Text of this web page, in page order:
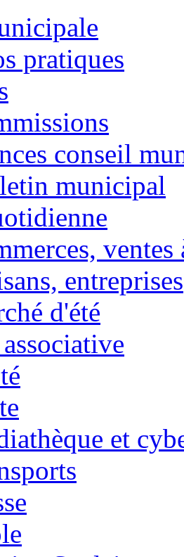
pratiques
conseil
municipal
ventes
entreprises
d'été
et